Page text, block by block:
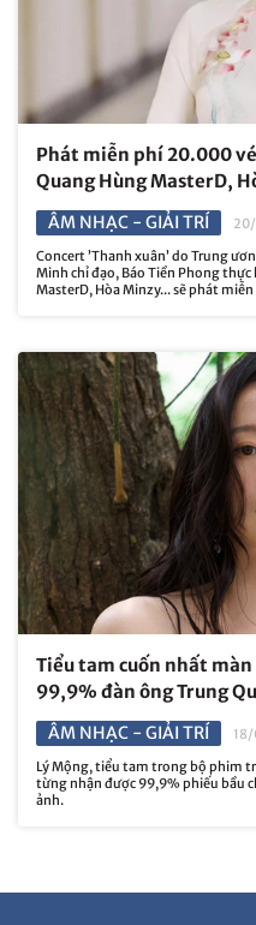
Phát miễn phí 20.000
Quang Hùng MasterD,
ÂM NHẠC - GIẢI TRÍ
Concert ’Thanh xuân’ do Trung
Minh chỉ đạo, Báo Tiền Phong
MasterD, Hòa Minzy... sẽ phát miễn
Tiểu tam cuốn nhất
99,9% đàn ông Trung
ÂM NHẠC - GIẢI TRÍ
Lý Mộng, tiểu tam trong bộ phim
từng nhận được 99,9% phiếu bầu
ảnh.